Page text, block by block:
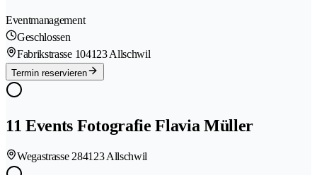
Eventmanagement
Geschlossen
Fabrikstrasse 104123 Allschwil
Termin reservieren
11 Events Fotografie Flavia Müller
Wegastrasse 284123 Allschwil